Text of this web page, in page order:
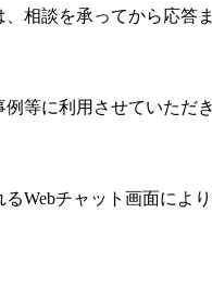
相談を承ってから応答
等に利用させていただき
Webチャット画面により